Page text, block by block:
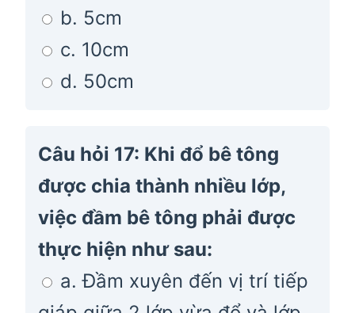
b. 5cm
c. 10cm
d. 50cm
Câu hỏi 17: Khi đổ bê tông
được chia thành nhiều lớp,
việc đầm bê tông phải được
thực hiện như sau:
a. Đầm xuyên đến vị trí tiếp